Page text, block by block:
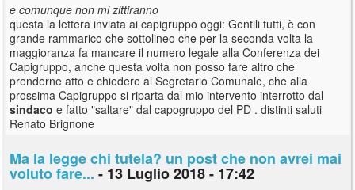
e comunque non mi zittiranno
questa la lettera inviata ai capigruppo oggi: Gentili tutti, è con
grande rammarico che sottolineo che per la seconda volta la
maggioranza fa mancare il numero legale alla Conferenza dei
Capigruppo, anche questa volta non posso fare altro che
prenderne atto e chiedere al Segretario Comunale, che alla
prossima Capigruppo si riparta dal mio intervento interrotto dal
sindaco e fatto "saltare" dal capogruppo del PD . distinti saluti
Renato Brignone
Ma la legge chi tutela? un post che non avrei mai
voluto fare... - 13 Luglio 2018 - 17:42